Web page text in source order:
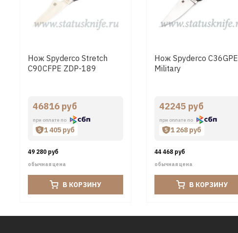
Нож Spyderco Stretch
C90CFPE ZDP-189
46816 руб
при оплате по
1 405 руб
49 280 руб
обычная цена
В КОРЗИНУ
Нож Spyderco C36GPE
Military
42245 руб
при оплате по
1 268 руб
44 468 руб
обычная цена
В КОРЗИНУ